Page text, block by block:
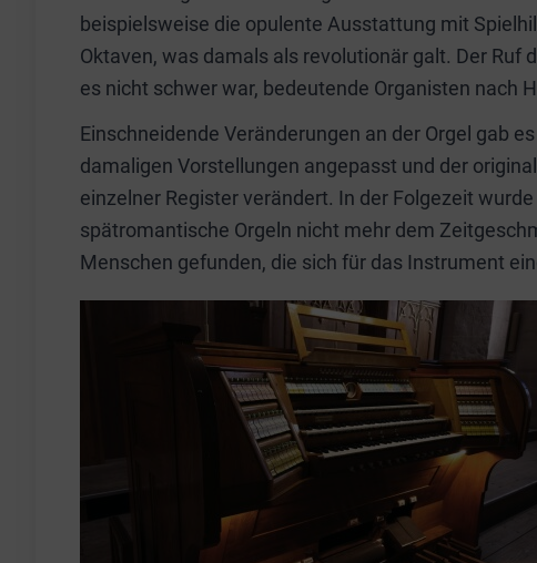
beispielsweise die opulente Ausstattung mit
Oktaven, was damals als revolutionär galt. Der Ruf
es nicht schwer war, bedeutende Organisten nach
Einschneidende Veränderungen an der Orgel gab
damaligen Vorstellungen angepasst und der
einzelner Register verändert. In der Folgezeit
spätromantische Orgeln nicht mehr dem
Menschen gefunden, die sich für das Instrument